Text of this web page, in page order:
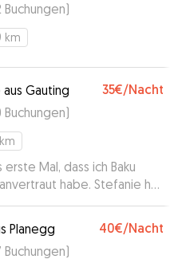
Buchungen)
km
Gauting 35€/Nacht
Buchungen)
Mal, dass ich Baku
habe. Stefanie hat
Sie hat schon sehr
und hat mir viele Fotos
So konnte ich
gut geht und dass er
Planegg 40€/Nacht
Buchungen)